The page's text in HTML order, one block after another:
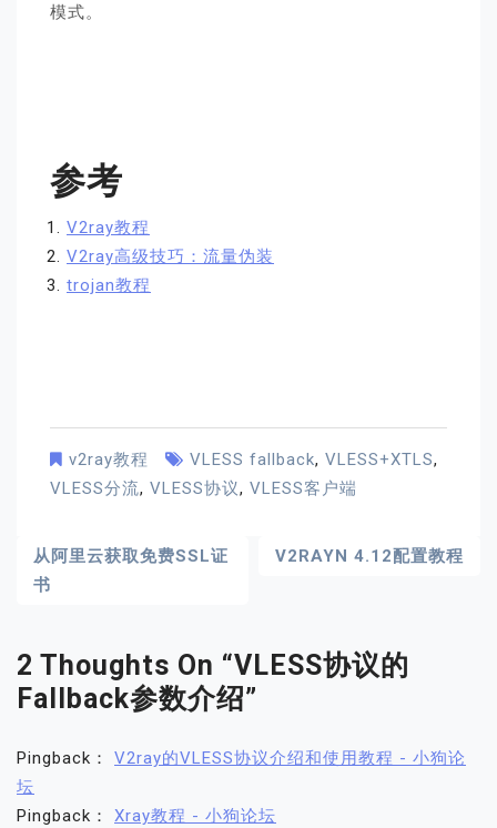
模式。
参考
V2ray教程
V2ray高级技巧：流量伪装
trojan教程
v2ray教程 VLESS fallback, VLESS+XTLS,
VLESS分流, VLESS协议, VLESS客户端
文
章
航
从阿里云获取免费SSL证
书
V2RAYN 4.12配置教程
2 Thoughts On “VLESS协议的
Fallback参数介绍”
Pingback： V2ray的VLESS协议介绍和使用教程 - 小狗论
坛
Pingback： Xray教程 - 小狗论坛